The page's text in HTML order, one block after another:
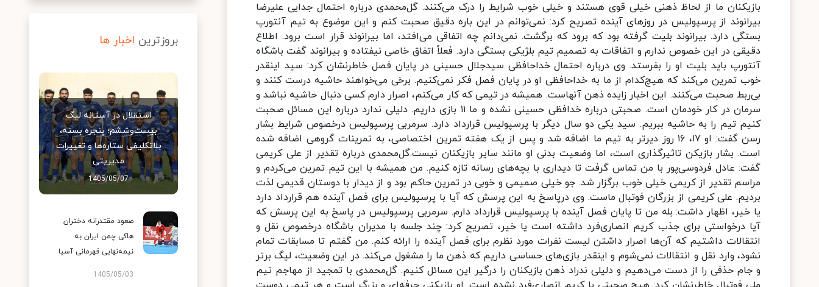
بازیکنان ما از لحاظ ذهنی خیلی قوی هستند و خیلی خوب شرایط را درک می‌کنند. گل‌محمدی درباره احتمال جدایی علیرضا
بیرانوند از پرسپولیس در روزهای آینده تصریح کرد: نمی‌توانم در این باره دقیق صحبت کنم و این موضوع به تیم آنتورپ
بستگی دارد. بیرانوند بلیت گرفته بود که برود که برگشت. نمی‌دانم چه اتفاقی می‌افتد، اما بیرانوند قرار است برود. اطلاع
دقیقی در این خصوص ندارم و اتفاقات به تصمیم تیم بلژیکی بستگی دارد. فعلاً اتفاق خاصی نیفتاده و بیرانوند گفت باشگاه
آنتورپ باید بلیت او را بفرستد. وی درباره احتمال خداحافظی سیدجلال حسینی در پایان فصل خاطرنشان کرد: سید اینقدر
خوب تمرین می‌کند که هیچ‌کدام از ما به خداحافظی او در پایان فصل فکر نمی‌کنیم. برخی می‌خواهند حاشیه درست کنند و
بی‌ربط صحبت می‌کنند. این اخبار زایده ذهن آنهاست. همیشه در تیمی که کار می‌کنم، اصرار دارم کسی دنبال حاشیه نباشد و
سرمان در کار خودمان است. صحبتی درباره خدافظی حسینی نشده و ما ۱۱ بازی داریم. دلیلی ندارد درباره این مسائل صحبت
کنیم تیم را به حاشیه ببریم. سید یکی دو سال دیگر با پرسپولیس قرارداد دارد. سرمربی پرسپولیس درخصوص شرایط بشار
رسن گفت: او ۱۷، ۱۶ روز دیرتر به تیم ما اضافه شد و پس از یک هفته تمرین اختصاصی، به تمرینات گروهی اضافه شده
است. بشار بازیکن تاثیرگذاری است، اما وضعیت بدنی او مانند سایر بازیکنان نیست.گل‌محمدی درباره تقدیر از علی کریمی
گفت: عادل فردوسی‌پور با من تماس گرفت تا دیداری با بچه‌های رسانه تازه کنیم. من همیشه با این تیم تمرین می‌کردم و
مراسم تقدیر از کریمی خیلی خوب برگزار شد. جو خیلی صمیمی و خوبی در تمرین حاکم بود و از دیدار با دوستان قدیمی لذت
بردیم. علی کریمی از بزرگان فوتبال ماست. وی درپاسخ به این پرسش که آیا با پرسپولیس برای فصل آینده هم قرارداد دارد
یا خیر، اظهار داشت: بله من تا پایان فصل آینده با پرسپولیس قرارداد دارم. سرمربی پرسپولیس در پاسخ به این پرسش که
آیا درخواستی برای جذب کریم انصاری‌فرد داشته است یا خیر، تصریح کرد: چند جلسه با مدیران باشگاه درخصوص نقل و
انتقالات داشتیم که آن‌ها اصرار داشتن لیست نفرات مورد نظرم برای فصل آینده را ارائه کنم. من گفتم تا مسابقات تمام
نشود، وارد نقل و انتقالات نمی‌شوم و اینقدر بازی‌های حساسی داریم که ذهن ما را مشغول می‌کند. در این وضعیت، لیگ برتر
و جام حذفی را از دست می‌دهیم و دلیلی ندراد ذهن بازیکنان را درگیر این مسائل کنیم. گل‌محمدی با تمجید از مهاجم تیم
بروزترین اخبار ها
استقلال در آستانه لیگ
بیست‌وششم؛ پنجره بسته،
بلاتکلیفی ستاره‌ها و تغییرات
مدیریتی
1405/05/07
صعود مقتدرانه دختران
هاکی چمن ایران به
نیمه‌نهایی قهرمانی آسیا
1405/05/03